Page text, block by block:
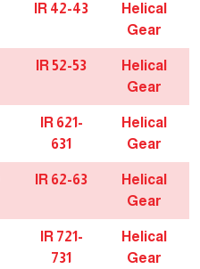
Helical
Gear
IR 42-43
Helical
Gear
IR 52-53
Helical
Gear
IR 621-
631
Helical
Gear
IR 62-63
Helical
Gear
IR 721-
731